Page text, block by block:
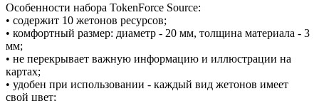
Особенности набора TokenForce Source:
• содержит 10 жетонов ресурсов;
• комфортный размер: диаметр - 20 мм, толщина материала - 3
мм;
• не перекрывает важную информацию и иллюстрации на
картах;
• удобен при использовании - каждый вид жетонов имеет
свой цвет;